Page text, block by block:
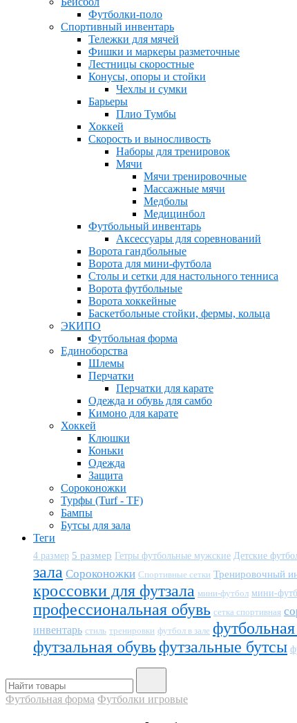
Футболки-поло
Спортивный инвентарь
Тележки для мячей
Фишки и маркеры разметочные
Лестницы скоростные
Конусы, опоры и стойки
Чехлы и сумки
Барьеры
Плио Тумбы
Хоккей
Скорость и выносливость
Наборы для тренировок
Мячи
Мячи тренировочные
Массажные мячи
Медболы
Медицинбол
Футбольный инвентарь
Аксессуары для соревнований
Ворота гандбольные
Ворота для мини-футбола
Столы и сетки для настольного тенниса
Ворота футбольные
Ворота хоккейные
Баскетбольные стойки, фермы, кольца
ЭКИПО
Футбольная форма
Единоборства
Шлемы
Перчатки
Перчатки для карате
Одежда и обувь для самбо
Кимоно для карате
Хоккей
Клюшки
Коньки
Одежда
Защита
Сороконожки
Турфы (Turf - TF)
Бампы
Бутсы для зала
Теги
4 размер 5 размер Гетры футбольные мужские Детские
зала Сороконожки Спортивные сетки Тренировочный
кроссовки для футзала мини-футбол мини-
профессиональная обувь сетка спортивная
инвентарь стиль тренировки футбол в зале
футзальная обувьфутзальные бутсы
Футбольная форма Футболки игровые